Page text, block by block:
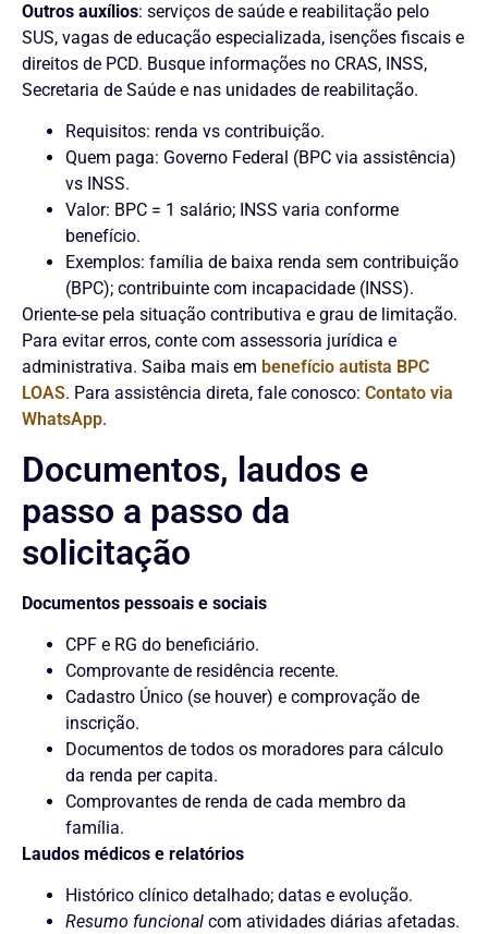
Outros auxílios: serviços de saúde e reabilitação pelo
SUS, vagas de educação especializada, isenções fiscais e
direitos de PCD. Busque informações no CRAS, INSS,
Secretaria de Saúde e nas unidades de reabilitação.
Requisitos: renda vs contribuição.
Quem paga: Governo Federal (BPC via assistência)
vs INSS.
Valor: BPC = 1 salário; INSS varia conforme
benefício.
Exemplos: família de baixa renda sem contribuição
(BPC); contribuinte com incapacidade (INSS).
Oriente-se pela situação contributiva e grau de limitação.
Para evitar erros, conte com assessoria jurídica e
administrativa. Saiba mais em benefício autista BPC
LOAS. Para assistência direta, fale conosco: Contato via
WhatsApp.
Documentos, laudos e
passo a passo da
solicitação
Documentos pessoais e sociais
CPF e RG do beneficiário.
Comprovante de residência recente.
Cadastro Único (se houver) e comprovação de
inscrição.
Documentos de todos os moradores para cálculo
da renda per capita.
Comprovantes de renda de cada membro da
família.
Laudos médicos e relatórios
Histórico clínico detalhado; datas e evolução.
Resumo funcional com atividades diárias afetadas.